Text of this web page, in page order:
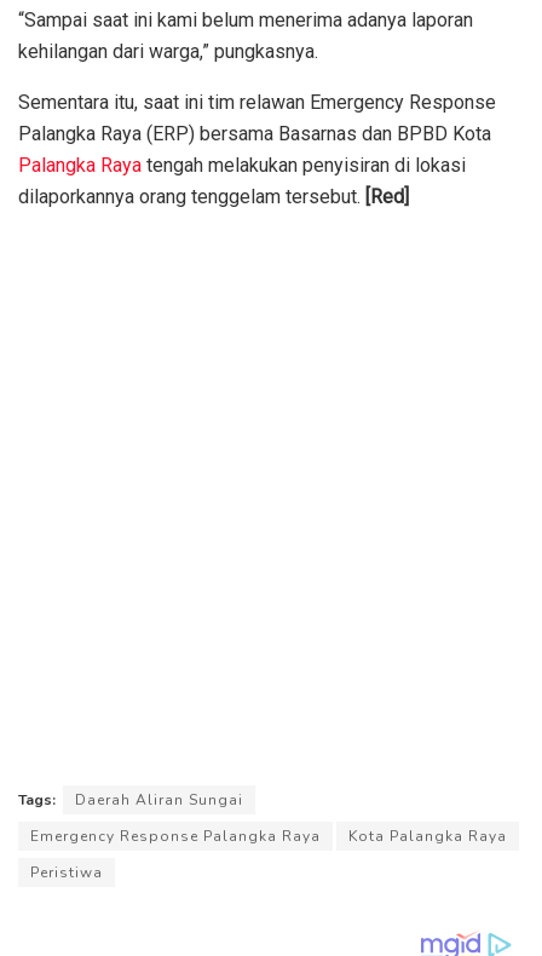
“Sampai saat ini kami belum menerima adanya laporan
kehilangan dari warga,” pungkasnya.
Sementara itu, saat ini tim relawan Emergency Response
Palangka Raya (ERP) bersama Basarnas dan BPBD Kota
Palangka Raya tengah melakukan penyisiran di lokasi
dilaporkannya orang tenggelam tersebut. [Red]
Tags:
Daerah Aliran Sungai
Emergency Response Palangka Raya
Kota Palangka Raya
Peristiwa